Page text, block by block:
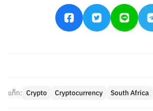
แท็ก: Crypto Cryptocurrency South Africa